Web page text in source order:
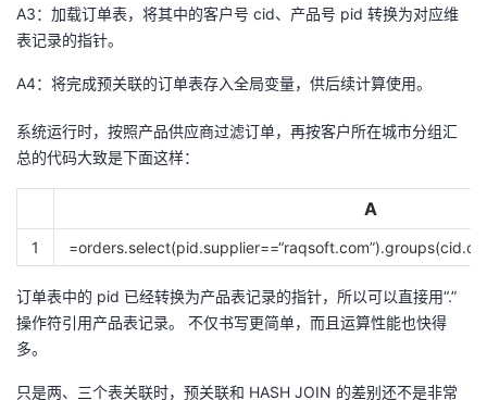
A3：加载订单表，将其中的客户号 cid、产品号 pid 转换为对应维
表记录的指针。
A4：将完成预关联的订单表存入全局变量，供后续计算使用。
系统运行时，按照产品供应商过滤订单，再按客户所在城市分组汇
总的代码大致是下面这样：
A
1 =orders.select(pid.supplier==“raqsoft.com
订单表中的 pid 已经转换为产品表记录的指针，所以可以直接用“.”
操作符引用产品表记录。 不仅书写更简单，而且运算性能也快得
多。
只是两、三个表关联时，预关联和 HASH JOIN 的差别还不是非常